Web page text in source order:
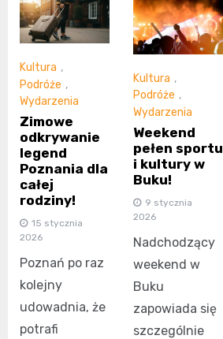
Kultura ,
Podróże ,
Wydarzenia
Zimowe
odkrywanie
legend
Poznania dla
całej
rodziny!
15 stycznia
2026
Poznań po raz
kolejny
udowadnia, że
potrafi
Kultura ,
Podróże ,
Wydarzenia
Weekend
pełen sportu
i kultury w
Buku!
9 stycznia
2026
Nadchodzący
weekend w
Buku
zapowiada się
szczególnie